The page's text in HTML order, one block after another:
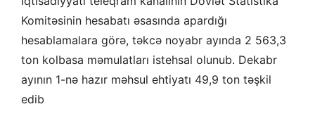
Komitəsinin hesabatı əsasında apardığı
hesablamalara görə, təkcə noyabr ayında 2 563,3
ton kolbasa məmulatları istehsal olunub. Dekabr
ayının 1-nə hazır məhsul ehtiyatı 49,9 ton təşkil
edib